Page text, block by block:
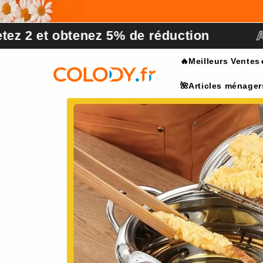
et
passer
au
contenu
2 et obtenez 5% de réduction
🔥Meilleurs
🌺Articles
Passer aux
informations
produits